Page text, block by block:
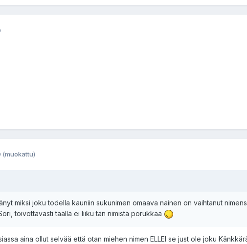
(muokattu)
miksi joku todella kauniin sukunimen omaava nainen on vaihtanut
toivottavasti täällä ei liiku tän nimistä porukkaa
aina ollut selvää että otan miehen nimen ELLEI se just ole joku